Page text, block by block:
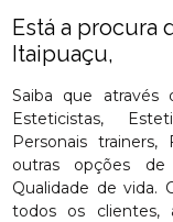
Está a procura
Itaipuaçu,
Saiba que através
Esteticistas,
Personais
outras opções
Qualidade de vida.
todos os clientes,